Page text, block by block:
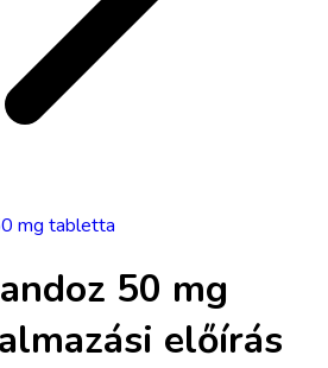
mg tabletta
50 mg
előírás